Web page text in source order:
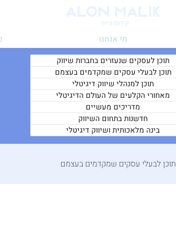
מי אנחנו
תוכן לעסקים שנעזרים בחברות שיווק
תוכן לבעלי עסקים שמקדמים בעצמם
תוכן למנהלי שיווק דיגיטלי
מאחורי הקלעים של העולם הדיגיטלי
מדריכים מעשיים
חדשנות בתחום השיווק
בינה מלאכותית ושיווק דיגיטלי
תוכן לבעלי עסקים שמקדמים בעצמם